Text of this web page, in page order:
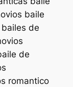
baile
de
de
romantico